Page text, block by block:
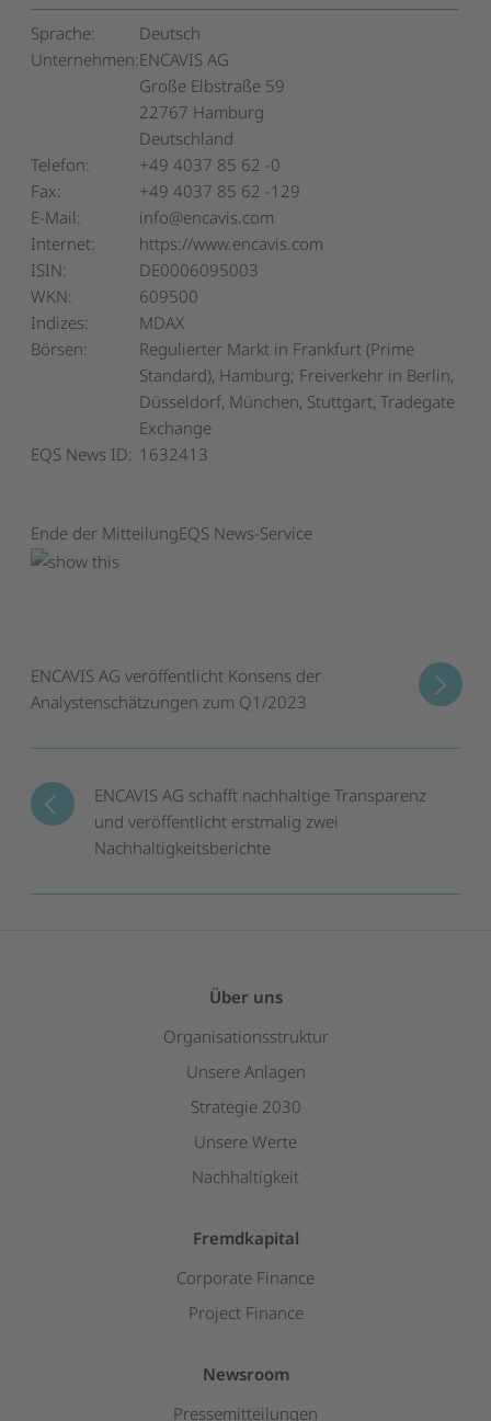
Sprache:
Deutsch
Unternehmen:ENCAVIS AG
Große Elbstraße 59
22767 Hamburg
Deutschland
Telefon:
+49 4037 85 62 -0
Fax:
+49 4037 85 62 -129
E-Mail:
info@encavis.com
Internet:
https://www.encavis.com
ISIN:
DE0006095003
WKN:
609500
Indizes:
MDAX
Börsen:
Regulierter Markt in Frankfurt (Prime
Standard), Hamburg; Freiverkehr in Berlin,
Düsseldorf, München, Stuttgart, Tradegate
Exchange
EQS News ID: 1632413
Ende der MitteilungEQS News-Service
ENCAVIS AG schafft nachhaltige Transparenz
und veröffentlicht erstmalig zwei
Nachhaltigkeitsberichte
ENCAVIS AG veröffentlicht Konsens der
Analystenschätzungen zum Q1/2023
Über uns
Organisationsstruktur
Unsere Anlagen
Strategie 2030
Unsere Werte
Nachhaltigkeit
Fremdkapital
Corporate Finance
Project Finance
Newsroom
Pressemitteilungen